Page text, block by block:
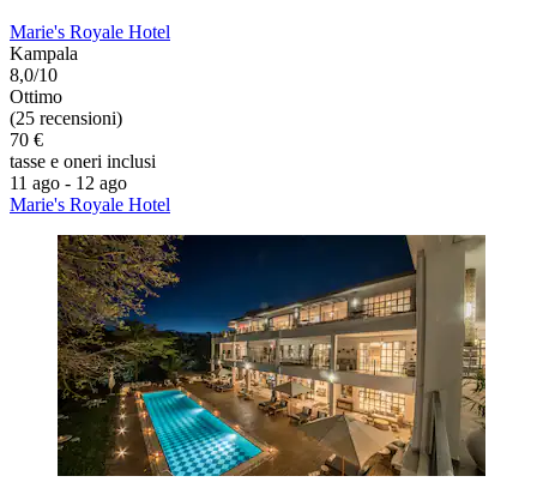
Marie's Royale Hotel
Kampala
8,0/10
Ottimo
(25 recensioni)
70 €
tasse e oneri inclusi
11 ago - 12 ago
Marie's Royale Hotel